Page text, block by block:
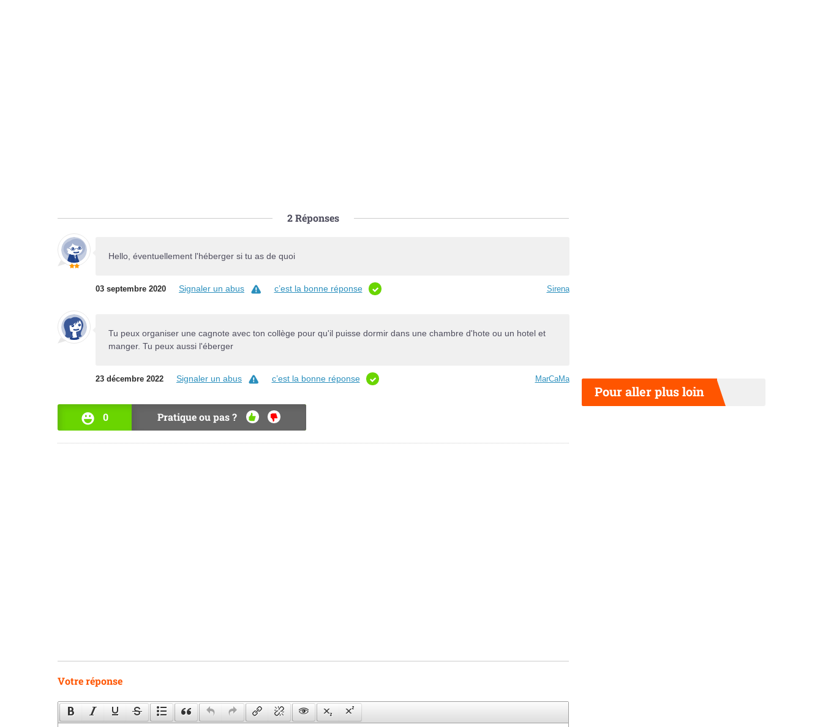
2Réponses
Hello, éventuellement l'héberger si tu as de quoi
03 septembre 2020 Signaler un abus c’est la bonne réponse Sirena
Tu peux organiser une cagnote avec ton collège pour qu'il puisse dormir dans une chambre d'hote ou un hotel et
manger. Tu peux aussi l'éberger
23 décembre 2022 Signaler un abus c’est la bonne réponse MarCaMa
0 Pratique ou pas ?
OUI NON
Votre réponse
Pour aller plus loin